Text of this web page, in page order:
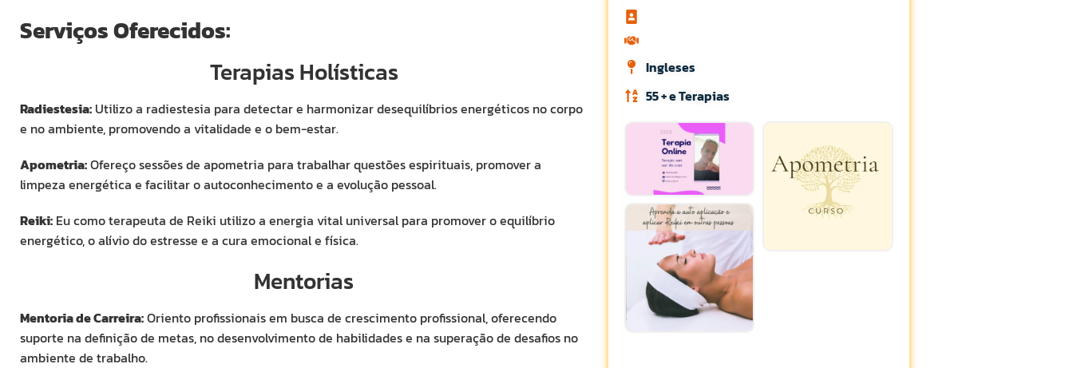
Serviços Oferecidos:
Terapias Holísticas
Radiestesia: Utilizo a radiestesia para detectar e harmonizar desequilíbrios energéticos no corpo
e no ambiente, promovendo a vitalidade e o bem-estar.
Apometria:Ofereço sessões de apometria para trabalhar questões espirituais, promover a
limpeza energética e facilitar o autoconhecimento e a evolução pessoal.
Reiki: Eu como terapeuta de Reiki utilizo a energia vital universal para promover o equilíbrio
energético, o alívio do estresse e a cura emocional e física.
Mentorias
Mentoria de Carreira:Oriento profissionais em busca de crescimento profissional, oferecendo
suporte na definição de metas, no desenvolvimento de habilidades e na superação de desafios no
ambiente de trabalho.
Ingleses
55 + e Terapias